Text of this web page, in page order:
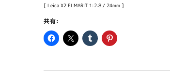
[ Leica X2 ELMARIT 1:2.8 / 24mm ]
共有: